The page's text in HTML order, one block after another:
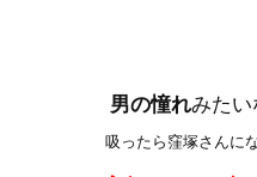
男の憧れみた
吸ったら窪塚さんに